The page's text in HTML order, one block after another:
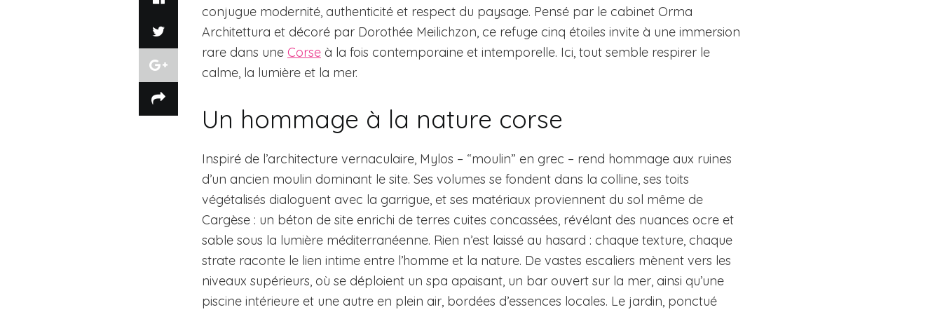
conjugue modernité, authenticité et respect du paysage. Pensé par le cabinet Orma
Architettura et décoré par Dorothée Meilichzon, ce refuge cinq étoiles invite à une immersion
rare dans une Corse à la fois contemporaine et intemporelle. Ici, tout semble respirer le
calme, la lumière et la mer.
Un hommage à la nature corse
Inspiré de l’architecture vernaculaire, Mylos – “moulin” en grec – rend hommage aux ruines
d’un ancien moulin dominant le site. Ses volumes se fondent dans la colline, ses toits
végétalisés dialoguent avec la garrigue, et ses matériaux proviennent du sol même de
Cargèse : un béton de site enrichi de terres cuites concassées, révélant des nuances ocre et
sable sous la lumière méditerranéenne. Rien n’est laissé au hasard : chaque texture, chaque
strate raconte le lien intime entre l’homme et la nature. De vastes escaliers mènent vers les
niveaux supérieurs, où se déploient un spa apaisant, un bar ouvert sur la mer, ainsi qu’une
piscine intérieure et une autre en plein air, bordées d’essences locales. Le jardin, ponctué